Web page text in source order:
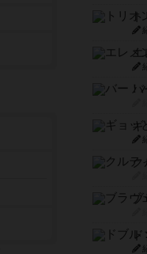
ト
エ
バ
ギ
ク
ブ